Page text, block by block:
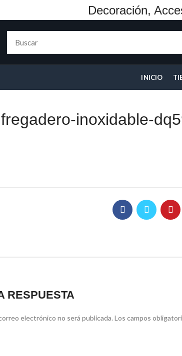
Decoración,
INICIO
fregadero-inoxidable-
RESPUESTA
electrónico no será publicada.Los campos